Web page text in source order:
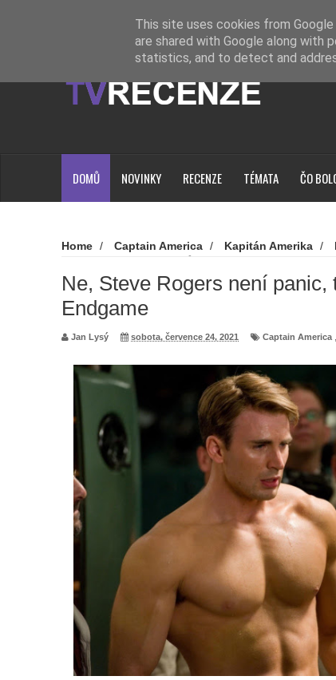
Loading...
DOMŮ NOVINKY RECENZE TÉMATA ČO
Home / Captain America / Kapitán Amerika /
Ne, Steve Rogers není
Endgame
Jan Lysý sobota, července 24, 2021 Captain America
This site uses cookies from
are shared with Google along with
statistics, and to detect and